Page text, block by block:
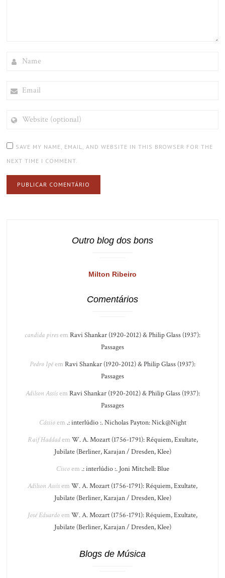
(OPTIONAL)
SAVE MY NAME, EMAIL, AND WEBSITE IN THIS BROWSER FOR THE
NEXT TIME I COMMENT.
Outro blog dos bons
Milton Ribeiro
Comentários
candida piresem Ravi Shankar (1920-2012) & Philip Glass (1937):
Passages
Pedro Ipêem Ravi Shankar (1920-2012) & Philip Glass (1937):
Passages
Adilson Assisem Ravi Shankar (1920-2012) & Philip Glass (1937):
Passages
Cássioem .: interlúdio :. Nicholas Payton: Nick@Night
Raif Haddadem W. A. Mozart (1756-1791): Réquiem, Exultate,
Jubilate (Berliner, Karajan / Dresden, Klee)
Ciscoem .: interlúdio :. Joni Mitchell: Blue
Adilson Assisem W. A. Mozart (1756-1791): Réquiem, Exultate,
Jubilate (Berliner, Karajan / Dresden, Klee)
José Eduardoem W. A. Mozart (1756-1791): Réquiem, Exultate,
Jubilate (Berliner, Karajan / Dresden, Klee)
Blogs de Música